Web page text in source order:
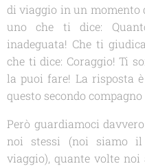
di viaggio in un momento
uno che ti dice:
inadeguata! Che ti
che ti dice: Coraggio! Ti
la puoi fare! La risposta
questo secondo
Però guardiamoci
noi stessi (noi siamo
viaggio), quante volte